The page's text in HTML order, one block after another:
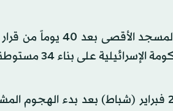
أدّى آلاف الفلسطينيين صلاة
مستوطنة في الضفة الغربية المحتلة.
وأغلقت السلطات الإسرائيلية المواقع الدينية يوم 28